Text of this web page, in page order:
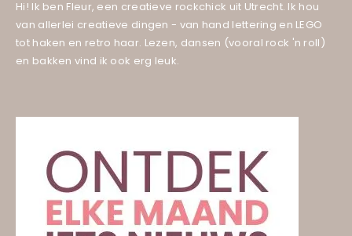
Hi! Ik ben Fleur, een creatieve rockchick uit Utrecht. Ik hou
van allerlei creatieve dingen - van hand lettering en LEGO
tot haken en retro haar. Lezen, dansen (vooral rock 'n roll)
en bakken vind ik ook erg leuk.